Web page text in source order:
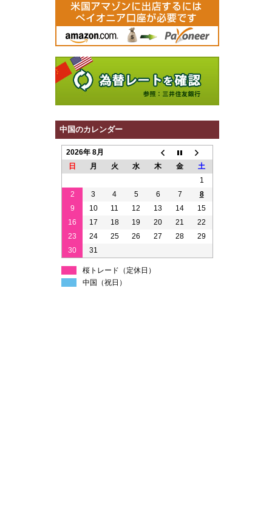
中国のカレンダー
2026年 8月
日
月 火 水 木 金
土
1
2
3 4 5 6 7
8
9
10 11 12 13 14
15
16
17 18 19 20 21
22
23
24 25 26 27 28
29
30
31
桜トレード（定休日）
中国（祝日）